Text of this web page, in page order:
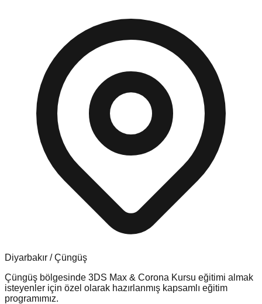
Diyarbakır /Çüngüş
Çüngüş bölgesinde 3DS Max & Corona Kursu eğitimi almak
isteyenler için özel olarak hazırlanmış kapsamlı eğitim
programımız.